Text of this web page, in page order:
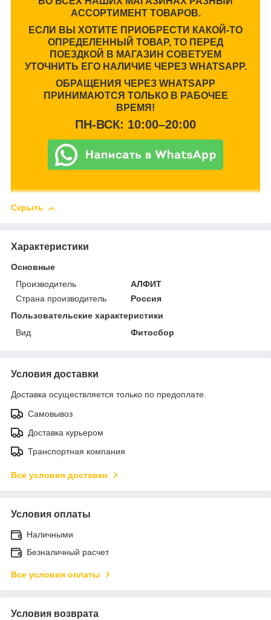
АССОРТИМЕНТ ТОВАРОВ.
ЕСЛИ ВЫ ХОТИТЕ ПРИОБРЕСТИ КАКОЙ-ТО
ОПРЕДЕЛЕННЫЙ ТОВАР, ТО ПЕРЕД
ПОЕЗДКОЙ В МАГАЗИН СОВЕТУЕМ
УТОЧНИТЬ ЕГО НАЛИЧИЕ ЧЕРЕЗ WHATSAPP.
ОБРАЩЕНИЯ ЧЕРЕЗ WHATSAPP
ПРИНИМАЮТСЯ ТОЛЬКО В РАБОЧЕЕ
ВРЕМЯ!
ПН-ВСК: 10:00–20:00
Скрыть
Характеристики
Основные
Производитель
АЛФИТ
Страна производитель
Россия
Пользовательские характеристики
Вид
Фитосбор
Условия доставки
Доставка осуществляется только по предоплате.
Самовывоз
Доставка курьером
Транспортная компания
Все условия доставки
Условия оплаты
Наличными
Безналичный расчет
Все условия оплаты
Условия возврата